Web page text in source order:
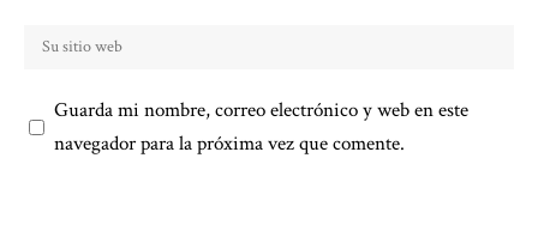
Guarda mi nombre, correo electrónico y web en este
navegador para la próxima vez que comente.